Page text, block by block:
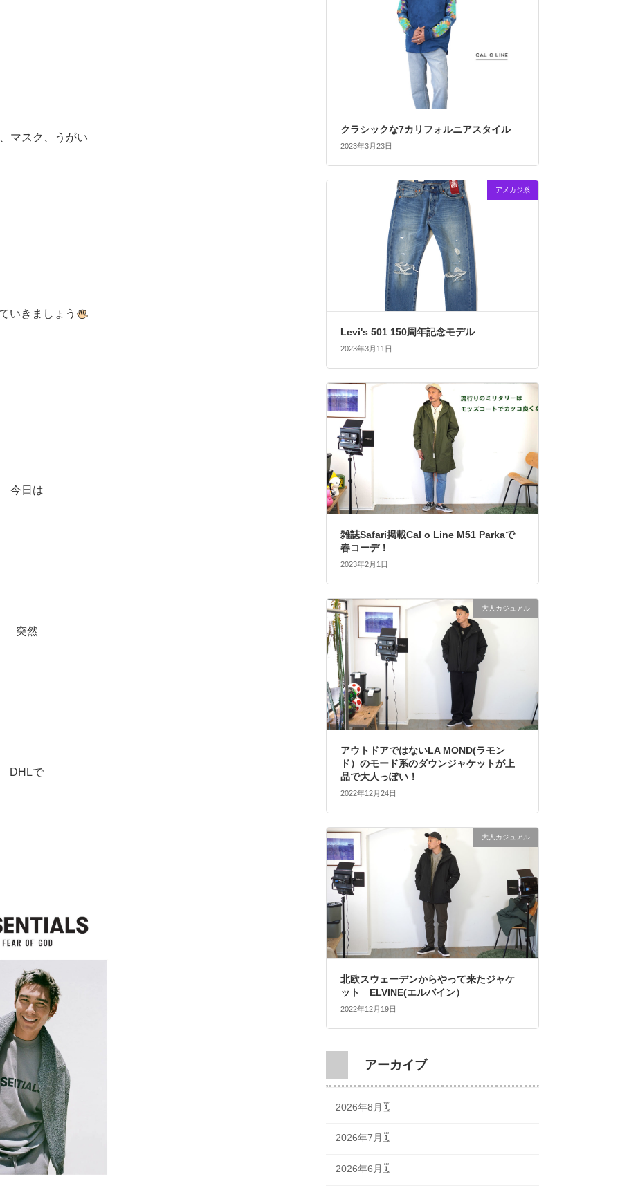
マスク、うがい
いきましょう
今日は
突然
DHLで
クラシックな7カリフォルニアスタイル
2023年3月23日
アメカジ系
Levi's 501 150周年記念モデル
2023年3月11日
雑誌Safari掲載Cal o Line M51 Parkaで
春コーデ！
2023年2月1日
大人カジュアル
アウトドアではないLA MOND(ラモン
ド）のモード系のダウンジャケットが上
品で大人っぽい！
2022年12月24日
大人カジュアル
北欧スウェーデンからやって来たジャケ
ット ELVINE(エルバイン）
2022年12月19日
アーカイブ
2026年8月🗓
2026年7月🗓
2026年6月🗓